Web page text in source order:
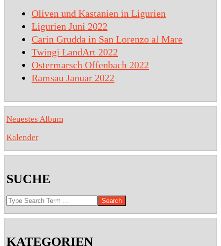
Oliven und Kastanien in Ligurien
Ligurien Juni 2022
Carin Grudda in San Lorenzo al Mare
Twingi LandArt 2022
Ostermarsch Offenbach 2022
Ramsau Januar 2022
Neuestes Album
Kalender
SUCHE
Search
KATEGORIEN